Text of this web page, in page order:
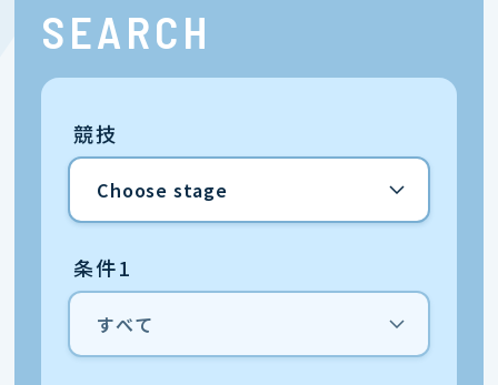
SEARCH
競技
条件1